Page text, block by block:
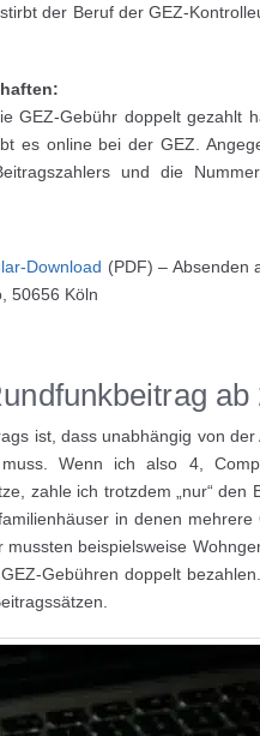
der Beruf der GEZ-
GEZ-Gebühr doppelt gezahlt
es online bei der GEZ.
und die
Download (PDF) – Absenden
50656 Köln
ab
ist, dass unabhängig von
Wenn ich also 4,
zahle ich trotzdem „nur“ den
in denen mehrere
beispielsweise
Gebühren doppelt